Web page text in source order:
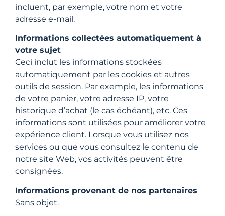
incluent, par exemple, votre nom et votre
adresse e-mail.
Informations collectées automatiquement à
votre sujet
Ceci inclut les informations stockées
automatiquement par les cookies et autres
outils de session. Par exemple, les informations
de votre panier, votre adresse IP, votre
historique d’achat (le cas échéant), etc. Ces
informations sont utilisées pour améliorer votre
expérience client. Lorsque vous utilisez nos
services ou que vous consultez le contenu de
notre site Web, vos activités peuvent être
consignées.
Informations provenant de nos partenaires
Sans objet.